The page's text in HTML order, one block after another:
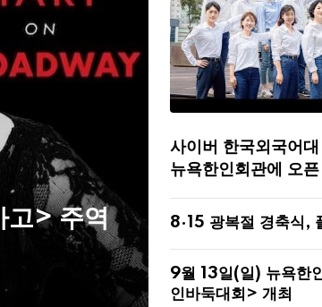
고> 주역
사이버 한국외국어
뉴욕한인회관에 오픈
8·15 광복절 경축식,
9월 13일(일) 뉴욕한
인바둑대회> 개최